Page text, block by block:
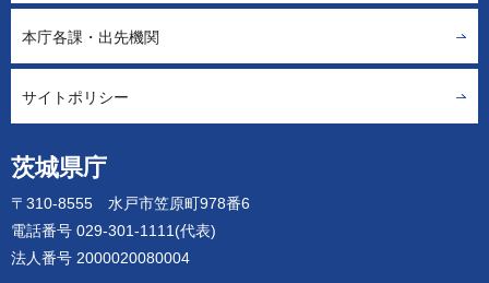
茨城県庁
〒310-8555 水戸市笠原町978番6
電話番号 029-301-1111(代表)
法人番号 2000020080004
本庁各課・出先機関
サイトポリシー